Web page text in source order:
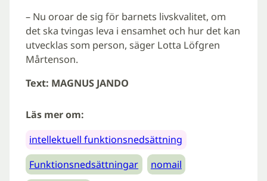
– Nu oroar de sig för barnets livskvalitet, om
det ska tvingas leva i ensamhet och hur det kan
utvecklas som person, säger Lotta Löfgren
Mårtenson.
Text: MAGNUS JANDO
Läs mer om:
intellektuell funktionsnedsättning
Funktionsnedsättningar
nomail